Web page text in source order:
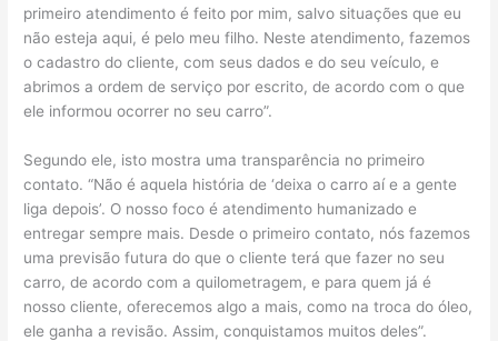
primeiro atendimento é feito por mim, salvo situações que eu
não esteja aqui, é pelo meu filho. Neste atendimento, fazemos
o cadastro do cliente, com seus dados e do seu veículo, e
abrimos a ordem de serviço por escrito, de acordo com o que
ele informou ocorrer no seu carro”.
Segundo ele, isto mostra uma transparência no primeiro
contato. “Não é aquela história de ‘deixa o carro aí e a gente
liga depois’. O nosso foco é atendimento humanizado e
entregar sempre mais. Desde o primeiro contato, nós fazemos
uma previsão futura do que o cliente terá que fazer no seu
carro, de acordo com a quilometragem, e para quem já é
nosso cliente, oferecemos algo a mais, como na troca do óleo,
ele ganha a revisão. Assim, conquistamos muitos deles”.